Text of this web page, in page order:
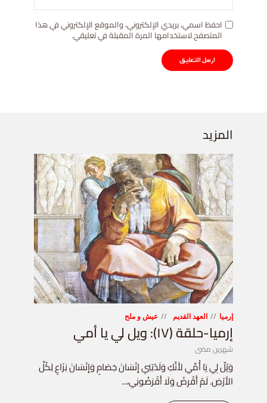
احفظ اسمي، بريدي الإلكتروني، والموقع الإلكتروني في هذا
المتصفح لاستخدامها المرة المقبلة في تعليقي.
المزيد
إرميا العهد القديم عيش و ملح
إرميا-حلقة (١٧): ويل لي يا أمي
شهرين مضى
وَيْلٌ لِي يَا أُمِّي لأَنَّكِ وَلَدْتِنِي إِنْسَانَ خِصَامٍ وَإِنْسَانَ نِزَاعٍ لِكُلِّ
الأَرْضِ. لَمْ أَقْرِضْ وَلَا أَقْرَضُونِي،...